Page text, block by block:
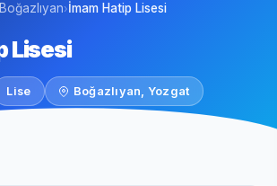
Boğazlıyan›İmam Hatip Lisesi
Lisesi
Lise Boğazlıyan, Yozgat